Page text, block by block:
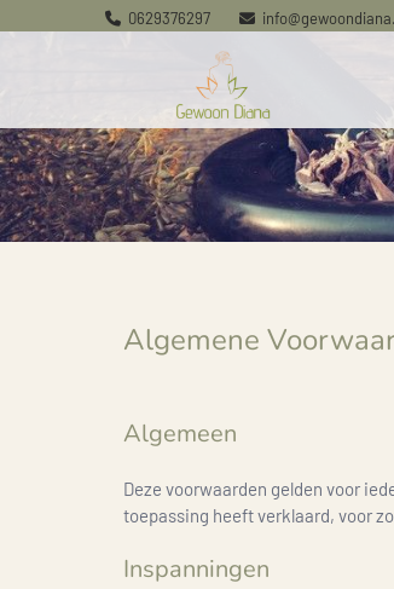
 0629376297 
Algemene
Algemeen
Deze voorwaarden gelden voor
toepassing heeft verklaard, voor
Inspanningen